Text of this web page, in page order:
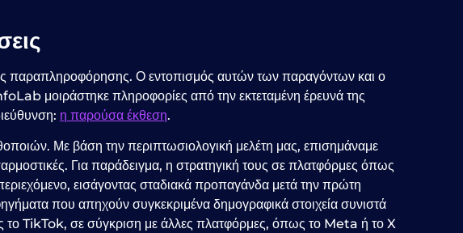
παραπληροφόρησης. Ο εντοπισμός αυτών των παραγόντων και ο
μοιράστηκε πληροφορίες από την εκτεταμένη έρευνά της
η παρούσα έκθεση.
Με βάση την περιπτωσιολογική μελέτη μας, επισημάναμε
Για παράδειγμα, η στρατηγική τους σε πλατφόρμες όπως
εισάγοντας σταδιακά προπαγάνδα μετά την πρώτη
που απηχούν συγκεκριμένα δημογραφικά στοιχεία συνιστά
TikTok, σε σύγκριση με άλλες πλατφόρμες, όπως το Meta ή το X